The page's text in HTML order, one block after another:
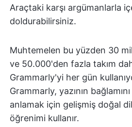
Araçtaki karşı argümanlarla
doldurabilirsiniz.
Muhtemelen bu yüzden 30
ve 50.000'den fazla takım
Grammarly'yi her gün
Grammarly, yazının
anlamak için gelişmiş doğal
öğrenimi kullanır.